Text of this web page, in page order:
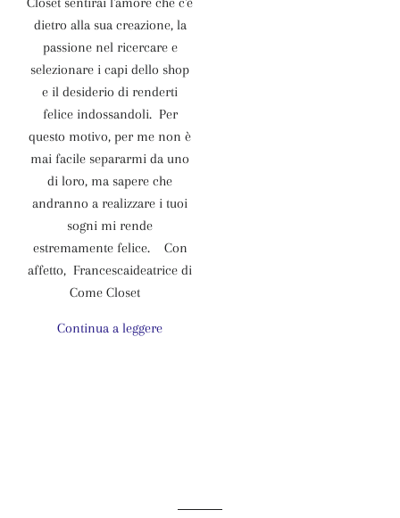
dietro alla sua creazione, la
passione nel ricercare e
selezionare i capi dello shop
e il desiderio di renderti
felice indossandoli. Per
questo motivo, per me non è
mai facile separarmi da uno
di loro, ma sapere che
andranno a realizzare i tuoi
sogni mi rende
estremamente felice. Con
affetto, Francescaideatrice di
Come Closet
Continua a leggere